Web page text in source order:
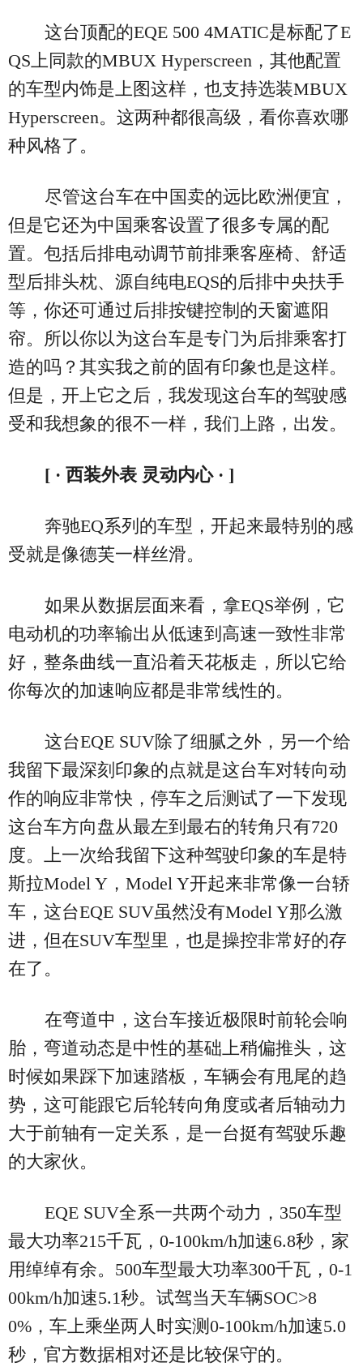
这台顶配的EQE 500 4MATIC是标配了E
QS上同款的MBUX Hyperscreen，其他配置
的车型内饰是上图这样，也支持选装MBUX
Hyperscreen。这两种都很高级，看你喜欢哪
种风格了。
尽管这台车在中国卖的远比欧洲便宜，
但是它还为中国乘客设置了很多专属的配
置。包括后排电动调节前排乘客座椅、舒适
型后排头枕、源自纯电EQS的后排中央扶手
等，你还可通过后排按键控制的天窗遮阳
帘。所以你以为这台车是专门为后排乘客打
造的吗？其实我之前的固有印象也是这样。
但是，开上它之后，我发现这台车的驾驶感
受和我想象的很不一样，我们上路，出发。
[ · 西装外表 灵动内心 · ]
奔驰EQ系列的车型，开起来最特别的感
受就是像德芙一样丝滑。
如果从数据层面来看，拿EQS举例，它
电动机的功率输出从低速到高速一致性非常
好，整条曲线一直沿着天花板走，所以它给
你每次的加速响应都是非常线性的。
这台EQE SUV除了细腻之外，另一个给
我留下最深刻印象的点就是这台车对转向动
作的响应非常快，停车之后测试了一下发现
这台车方向盘从最左到最右的转角只有720
度。上一次给我留下这种驾驶印象的车是特
斯拉Model Y，Model Y开起来非常像一台轿
车，这台EQE SUV虽然没有Model Y那么激
进，但在SUV车型里，也是操控非常好的存
在了。
在弯道中，这台车接近极限时前轮会响
胎，弯道动态是中性的基础上稍偏推头，这
时候如果踩下加速踏板，车辆会有甩尾的趋
势，这可能跟它后轮转向角度或者后轴动力
大于前轴有一定关系，是一台挺有驾驶乐趣
的大家伙。
EQE SUV全系一共两个动力，350车型
最大功率215千瓦，0-100km/h加速6.8秒，家
用绰绰有余。500车型最大功率300千瓦，0-1
00km/h加速5.1秒。试驾当天车辆SOC>8
0%，车上乘坐两人时实测0-100km/h加速5.0
秒，官方数据相对还是比较保守的。